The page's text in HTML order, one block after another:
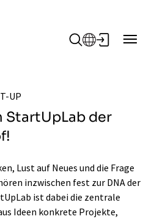
UP
StartUpLab der
Lust auf Neues und die Frage
inzwischen fest zur DNA der
ist dabei die zentrale
Ideen konkrete Projekte,